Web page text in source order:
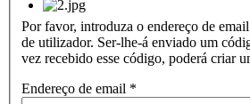
Por favor, introduza o endereço de
de utilizador. Ser-lhe-á enviado um
vez recebido esse código, poderá criar
Endereço de email *